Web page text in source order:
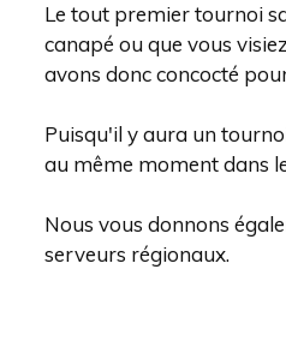
Le tout premier tournoi
canapé ou que vous
avons donc concocté
Puisqu'il y aura un
au même moment dans
Nous vous donnons
serveurs régionaux.